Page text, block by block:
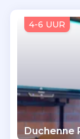
4-6 UUR
Duchenne